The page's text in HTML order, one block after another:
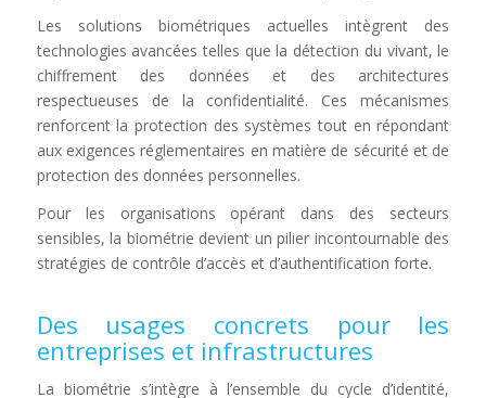
Les solutions biométriques actuelles intègrent des
technologies avancées telles que la détection du vivant, le
chiffrement des données et des architectures
respectueuses de la confidentialité. Ces mécanismes
renforcent la protection des systèmes tout en répondant
aux exigences réglementaires en matière de sécurité et de
protection des données personnelles.
Pour les organisations opérant dans des secteurs
sensibles, la biométrie devient un pilier incontournable des
stratégies de contrôle d’accès et d’authentification forte.
Des usages concrets pour les
entreprises et infrastructures
La biométrie s’intègre à l’ensemble du cycle d’identité,